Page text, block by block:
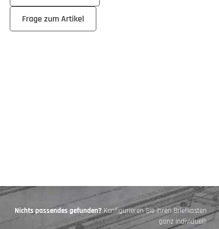
Frage zum Artikel
Nichts passendes gefunden?Konfigurieren Sie Ihren Briefkasten
ganz individuell!